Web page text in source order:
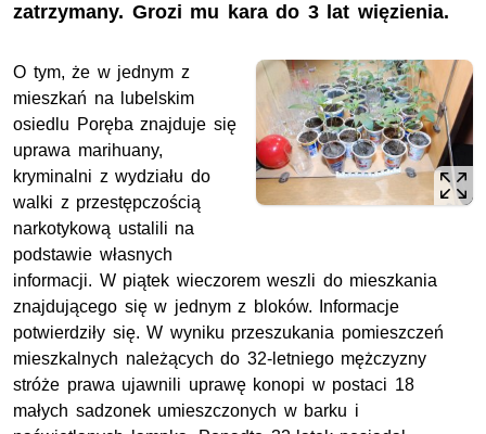
zatrzymany. Grozi mu kara do 3 lat więzienia.
O tym, że w jednym z
mieszkań na lubelskim
osiedlu Poręba znajduje się
uprawa marihuany,
kryminalni z wydziału do
walki z przestępczością
narkotykową ustalili na
podstawie własnych
informacji. W piątek wieczorem weszli do mieszkania
znajdującego się w jednym z bloków. Informacje
potwierdziły się. W wyniku przeszukania pomieszczeń
mieszkalnych należących do 32-letniego mężczyzny
stróże prawa ujawnili uprawę konopi w postaci 18
małych sadzonek umieszczonych w barku i